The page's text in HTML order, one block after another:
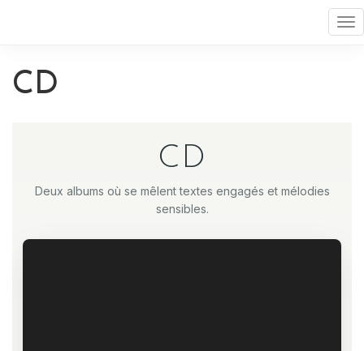
CD
CD
Deux albums où se mêlent textes engagés et mélodies
sensibles.